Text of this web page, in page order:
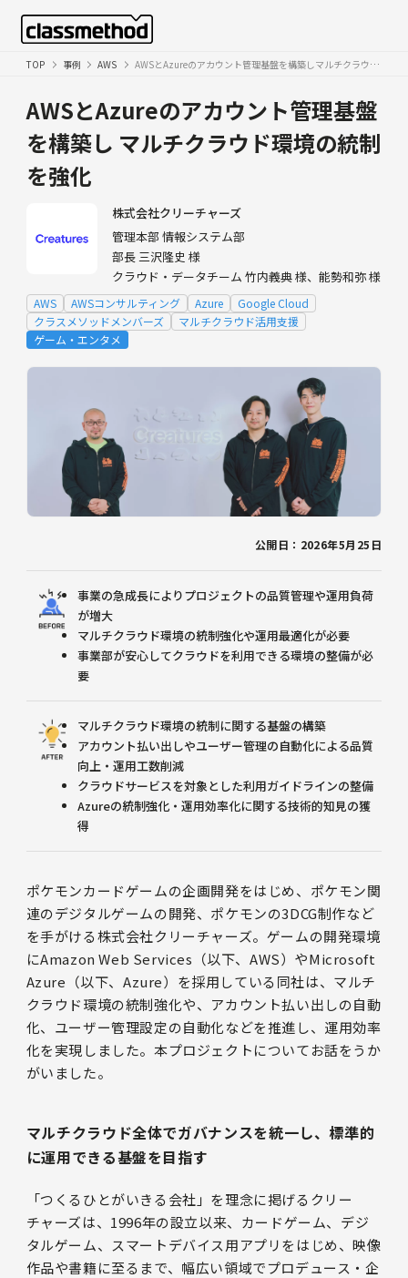
TOP 事例 AWS AWSとAzureのアカウント管理基盤を構築しマルチクラウド環境の統制を強化
AWSとAzureのアカウント管理基盤
を構築し マルチクラウド環境の統制
を強化
株式会社クリーチャーズ
管理本部 情報システム部
部長 三沢隆史 様
クラウド・データチーム 竹内義典 様、能勢和弥 様
AWS AWSコンサルティング Azure
Google Cloud
クラスメソッドメンバーズ
マルチクラウド活用支援
ゲーム・エンタメ
公開日：2026年5月25日
事業の急成長によりプロジェクトの品質管理や運用負荷
が増大
マルチクラウド環境の統制強化や運用最適化が必要
事業部が安心してクラウドを利用できる環境の整備が必
要
マルチクラウド環境の統制に関する基盤の構築
アカウント払い出しやユーザー管理の自動化による品質
向上・運用工数削減
クラウドサービスを対象とした利用ガイドラインの整備
Azureの統制強化・運用効率化に関する技術的知見の獲
得
ポケモンカードゲームの企画開発をはじめ、ポケモン関
連のデジタルゲームの開発、ポケモンの3DCG制作など
を手がける株式会社クリーチャーズ。ゲームの開発環境
にAmazon Web Services（以下、AWS）やMicrosoft
Azure（以下、Azure）を採用している同社は、マルチ
クラウド環境の統制強化や、アカウント払い出しの自動
化、ユーザー管理設定の自動化などを推進し、運用効率
化を実現しました。本プロジェクトについてお話をうか
がいました。
マルチクラウド全体でガバナンスを統一し、標準的
に運用できる基盤を目指す
「つくるひとがいきる会社」を理念に掲げるクリー
チャーズは、1996年の設立以来、カードゲーム、デジ
タルゲーム、スマートデバイス用アプリをはじめ、映像
作品や書籍に至るまで、幅広い領域でプロデュース・企